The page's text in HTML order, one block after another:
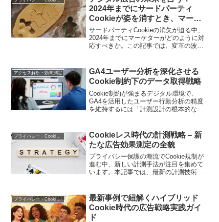
2024年までにサードパーティ
Cookieが姿を消すとき、マーケ
ターはどう立ち向かうべきか
サードパーティCookieの消失が迫る中、
2024年までにマーケターがどのように対
応すべきか。この記事では、変革の波に
す。
アクセス解析・効果測定
GA4ユーザー分析を深化させる
Cookie制約下のデータ取得戦略
Cookie制約が強まるデジタル環境で、
GA4を活用したユーザー行動分析の精度
を維持するには「計測設計の根本的な見
ら、マーケティングに活用可能なデータ
を取得する具体的な手法を解説します
Cookieレス時代の計測戦略 – 新
たな広告効果測定の全貌
プライバシー保護の潮流でCookie規制が
進む中、新しい計測手法が注目を集めて
います。本記事では、最新の計測技術と
プライバシー・Cookie規制
最新事例で紐解くハイブリッド
Cookie時代の広告戦略実践ガイ
ド